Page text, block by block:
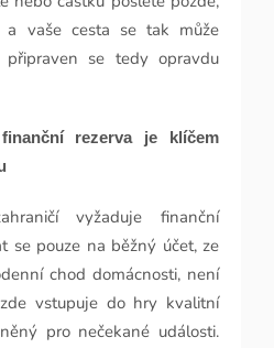
a vaše cesta se tak může
se tedy opravdu
rezerva je klíčem
vyžaduje finanční
se pouze na běžný účet, ze
chod domácnosti, není
vstupuje do hry kvalitní
pro nečekané události.